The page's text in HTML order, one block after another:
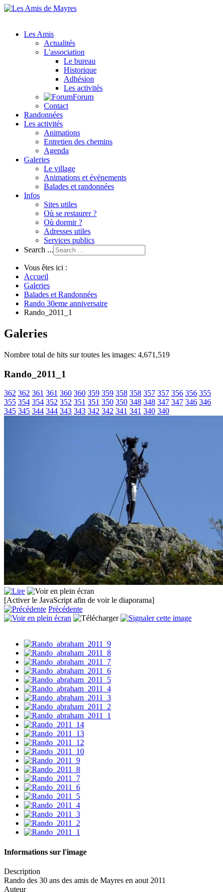
Les Amis
Actualités
L'association
Le bureau
Historique
Adhésion
Les activités
Forum
Contact
Randonnées
Les activités
Animations
Entretien des chemins
Agenda
Galeries
Le village
Animations et évènements
Balades et randonnées
Infos
Sites utiles
Où se restaurer ?
Où dormir ?
Adresses utiles
Services publics
Search ...
Vous êtes ici :
Accueil
Galeries
Balades et Randonnées
Rando 30eme anniversaire
Rando_2011_1
Galeries
Nombre total de hits sur toutes les images: 4,671,519
Rando_2011_1
362 362 361 361 360 360 359 359 358 358 357 357 356 356 355
355 354 354 352 352 351 351 350 350 348 348 347 347 346 346
345 345 344 344 343 343 342 342 341 341 340 340
[Activer le JavaScript afin de voir le diaporama]
Précédente
Informations sur l'image
Description
Rando des 30 ans des amis de Mayres en aout 2011
Auteur